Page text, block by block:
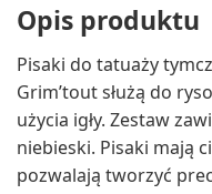
Opis produktu
Pisaki do tatuaży
Grim’tout służą do
użycia igły. Zestaw
niebieski. Pisaki mają
pozwalają tworzyć